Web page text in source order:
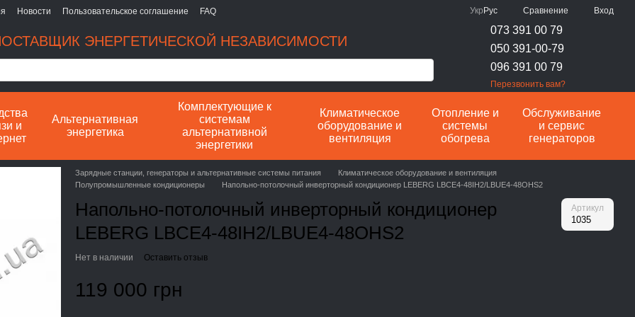
Новости Пользовательское соглашение FAQ Укр Рус Сравнение Вход
ЭНЕРГЕТИЧЕСКОЙ НЕЗАВИСИМОСТИ
073 391 00 79
050 391-00-79
096 391 00 79
Перезвонить вам?
и
Альтернативная
энергетика
Комплектующие к
системам
альтернативной
энергетики
Климатическое
оборудование и
вентиляция
Отопление и
системы
обогрева
Обслуживание
и сервис
генераторов
Зарядные станции, генераторы и альтернативные системы питания
Климатическое оборудование и вентиляция
Полупромышленные кондиционеры
Напольно-потолочный инверторный кондиционер LEBERG LBCE4-48IH2/LBUE4-48OHS2
Напольно-потолочный инверторный кондиционер
LEBERG LBCE4-48IH2/LBUE4-48OHS2
Артикул
1035
Нет в наличии Оставить отзыв
119 000 грн